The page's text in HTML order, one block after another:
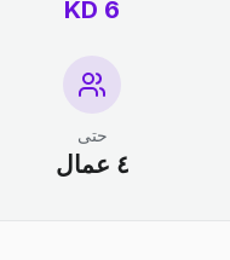
6 KD
حتى
٤ عمال